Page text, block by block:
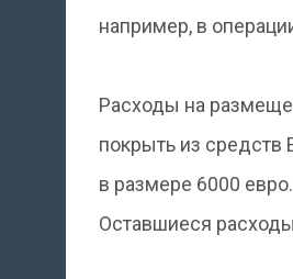
например, в
Расходы на
покрыть из
в размере 6000
Оставшиеся